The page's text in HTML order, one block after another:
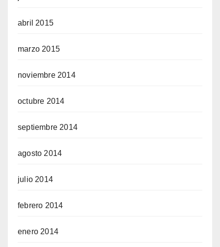
abril 2015
marzo 2015
noviembre 2014
octubre 2014
septiembre 2014
agosto 2014
julio 2014
febrero 2014
enero 2014